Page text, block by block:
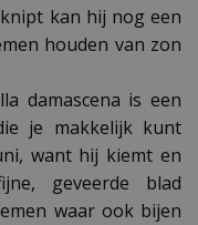
kan hij nog een
houden van zon
damascena is een
je makkelijk kunt
want hij kiemt en
geveerde blad
waar ook bijen